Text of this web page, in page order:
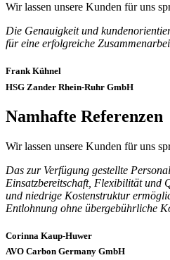
Wir lassen unsere Kunden für uns
Die Genauigkeit und
für eine erfolgreiche
Frank Kühnel
HSG Zander Rhein-Ruhr GmbH
Namhafte Referenzen
Wir lassen unsere Kunden für uns
Das zur Verfügung gestellte
Einsatzbereitschaft, Flexibilität und
und niedrige Kostenstruktur
Entlohnung ohne übergebührliche
Corinna Kaup-Huwer
AVO Carbon Germany GmbH